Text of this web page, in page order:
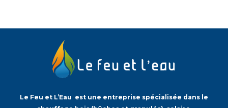
Le Feu et L’Eau est une entreprise spécialisée dans le